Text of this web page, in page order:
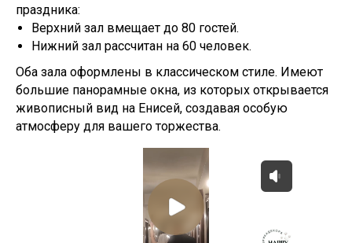
праздника:
Верхний зал вмещает до 80 гостей.
Нижний зал рассчитан на 60 человек.
Оба зала оформлены в классическом стиле. Имеют
большие панорамные окна, из которых открывается
живописный вид на Енисей, создавая особую
атмосферу для вашего торжества.